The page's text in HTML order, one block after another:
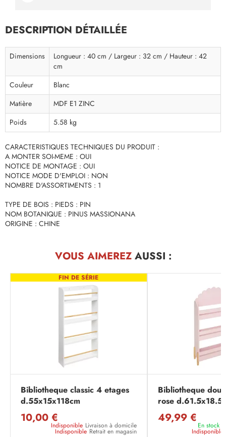
DESCRIPTION DÉTAILLÉE
Dimensions
Longueur : 40 cm / Largeur : 32 cm / Hauteur : 42
cm
Couleur
Blanc
Matière
MDF E1 ZINC
Poids
5.58 kg
CARACTERISTIQUES TECHNIQUES DU PRODUIT :
A MONTER SOI-MEME : OUI
NOTICE DE MONTAGE : OUI
NOTICE MODE D'EMPLOI : NON
NOMBRE D'ASSORTIMENTS : 1
TYPE DE BOIS : PIEDS : PIN
NOM BOTANIQUE : PINUS MASSIONANA
ORIGINE : CHINE
VOUS AIMEREZAUSSI :
FIN DE SÉRIE
Bibliotheque classic 4 etages
d.55x15x118cm
10,00 €
Indisponible Livraison à domicile
Indisponible Retrait en magasin
Bibliotheque
rose
49,99 €
En stock
Indisponible